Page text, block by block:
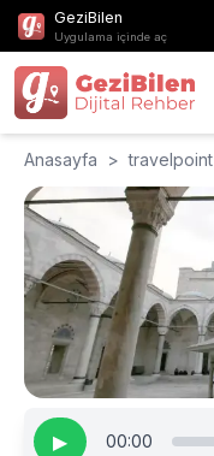
GeziBilen
Uygulama içinde aç
Anasayfa > travelpoint
▶ 00:00